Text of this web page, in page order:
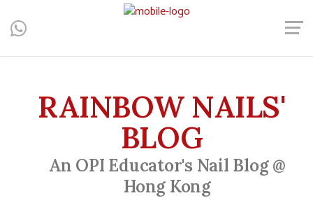
Central, Hong Kong - Manicure, Pedicure, Gel Nails, Acrylic Nail,
Men's Manicure, Nail Biter, Nail Party, 水晶甲, 男士美甲, 咬指甲
RAINBOW NAILS'
BLOG
An OPI Educator's Nail Blog @
Hong Kong